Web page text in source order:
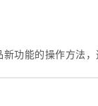
功能的操作方法